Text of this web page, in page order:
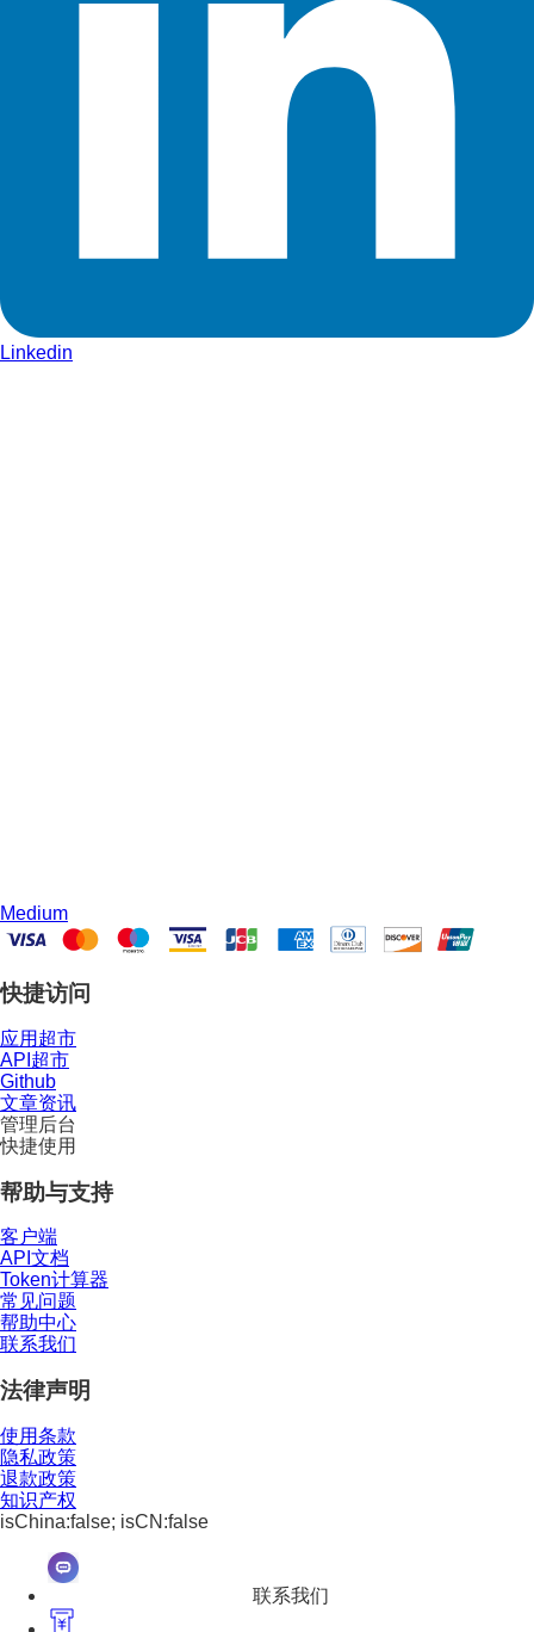
Linkedin
Medium
快捷访问
应用超市
API超市
Github
文章资讯
管理后台
快捷使用
帮助与支持
客户端
API文档
Token计算器
常见问题
帮助中心
联系我们
法律声明
使用条款
隐私政策
退款政策
知识产权
isChina:false; isCN:false
联系我们